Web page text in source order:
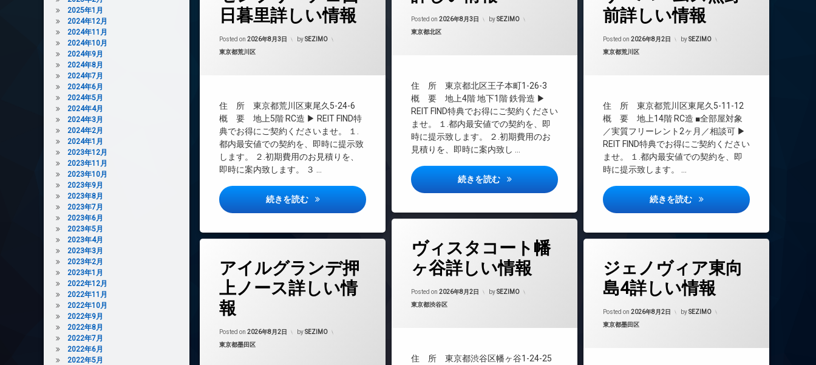
Posted on 2026年8月3日 bySEZIMO
カテゴリー:
東京都北区
住 所 東京都北区王子本町1-26-3
概 要 地上4階 地下1階 鉄骨造 ▶
REIT FIND特典でお得にご契約ください
ませ。 １.都内最安値での契約を、即
時に提示致します。 ２.初期費用のお
見積りを、即時に案内致し …
続きを読む アローマ王子本町詳しい情報
CATV
インターネット無料
エレベーター
オートロック
デザイナーズ
トランクルーム
防犯カメラ
駐輪場
日暮里詳しい情報
Posted on 2026年8月3日 bySEZIMO
カテゴリー:
東京都荒川区
住 所 東京都荒川区東尾久5-24-6
概 要 地上5階 RC造 ▶ REIT FIND特
典でお得にご契約くださいませ。 １.
都内最安値での契約を、即時に提示致
します。 ２.初期費用のお見積りを、
即時に案内致します。 ３ …
続きを読む センプリーチェ西日暮里詳しい情報
24時間管理
CATV
インターネット無料
オートロック
デザイナーズ
ペット可
宅配ボックス
防犯カメラ
駐輪場
前詳しい情報
Posted on 2026年8月2日 bySEZIMO
カテゴリー:
東京都荒川区
住 所 東京都荒川区東尾久5-11-12
概 要 地上14階 RC造 ■全部屋対象
／実質フリーレント2ヶ月／相談可 ▶
REIT FIND特典でお得にご契約ください
ませ。 １.都内最安値での契約を、即
時に提示致します。 …
続きを読む ザ・パームス熊野前詳しい情報
24時間管理
CATV
インターネット無料
エレベーター
オートロック
デザイナーズ
バイク置き場
宅配ボックス
敷地内ゴミ置き場
ヴィスタコート幡
ヶ谷詳しい情報
Posted on 2026年8月2日 bySEZIMO
カテゴリー:
東京都渋谷区
住 所 東京都渋谷区幡ヶ谷1-24-25
24時間管理
CATV
インターネット無料
アイルグランデ押
上ノース詳しい情
報
Posted on 2026年8月2日 bySEZIMO
カテゴリー:
東京都墨田区
24時間管理
CATV
REIT系ブランドマンション
ジェノヴィア東向
島4詳しい情報
Posted on 2026年8月2日 bySEZIMO
カテゴリー:
東京都墨田区
24時間管理
CATV
2025年1月
2024年12月
2024年11月
2024年10月
2024年9月
2024年8月
2024年7月
2024年6月
2024年5月
2024年4月
2024年3月
2024年2月
2024年1月
2023年12月
2023年11月
2023年10月
2023年9月
2023年8月
2023年7月
2023年6月
2023年5月
2023年4月
2023年3月
2023年2月
2023年1月
2022年12月
2022年11月
2022年10月
2022年9月
2022年8月
2022年7月
2022年6月
2022年5月